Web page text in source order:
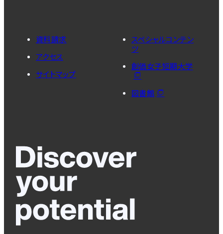
資料請求
アクセス
サイトマップ
スペシャルコンテン
ツ
創価女子短期大学
図書館